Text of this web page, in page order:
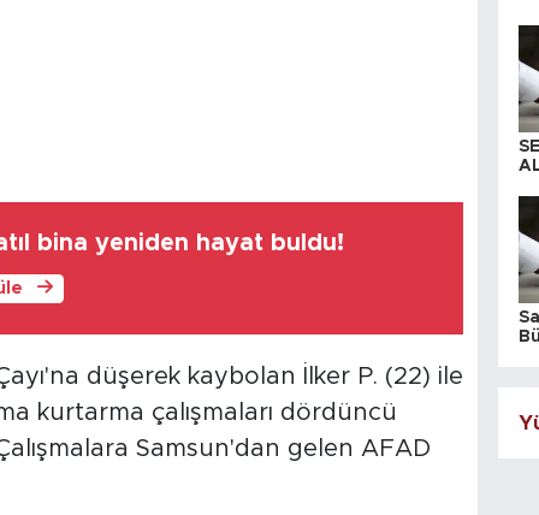
bina yeniden hayat buldu!
düşerek kaybolan İlker P. (22) ile
kurtarma çalışmaları dördüncü
Samsun'dan gelen AFAD